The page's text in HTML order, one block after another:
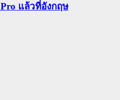
แล้วที่อังกฤษ